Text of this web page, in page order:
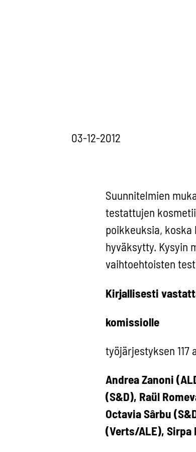
03-12-2012
Suunnitelmien
testattujen
poikkeuksia,
hyväksytty. Kysyin
vaihtoehtoisten
Kirjallisesti
komissiolle
työjärjestyksen 117
Andrea Zanoni
(S&D), Raül
Octavia Sârbu
(Verts/ALE), Sirpa